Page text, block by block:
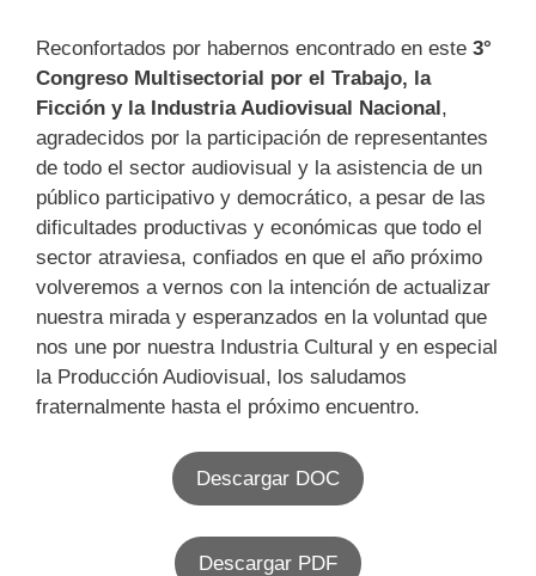
Reconfortados por habernos encontrado en este 3°
Congreso Multisectorial por el Trabajo, la
Ficción y la Industria Audiovisual Nacional,
agradecidos por la participación de representantes
de todo el sector audiovisual y la asistencia de un
público participativo y democrático, a pesar de las
dificultades productivas y económicas que todo el
sector atraviesa, confiados en que el año próximo
volveremos a vernos con la intención de actualizar
nuestra mirada y esperanzados en la voluntad que
nos une por nuestra Industria Cultural y en especial
la Producción Audiovisual, los saludamos
fraternalmente hasta el próximo encuentro.
Descargar DOC
Descargar PDF